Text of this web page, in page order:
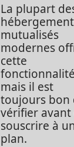
La plupart
mutualisés
modernes
cette
mais il est
toujours bon
vérifier avant
souscrire à
plan.